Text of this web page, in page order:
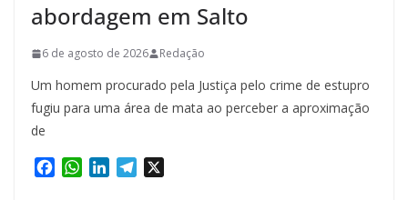
abordagem em Salto
6 de agosto de 2026 Redação
Um homem procurado pela Justiça pelo crime de estupro
fugiu para uma área de mata ao perceber a aproximação
de
W